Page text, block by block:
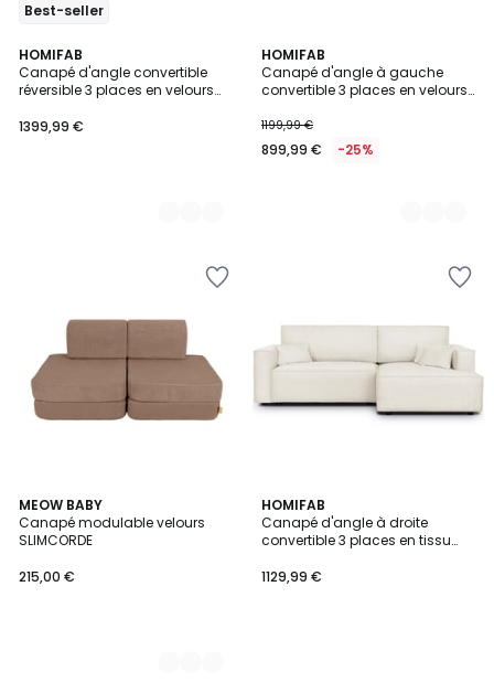
Best-seller
HOMIFAB
Canapé d'angle convertible
réversible 3 places en velours
1399,99 €
2
Couleurs
HOMIFAB
Canapé d'angle à gauche
convertible 3 places en velours
1199,99 €
899,99 € -25%
3
Couleurs
MEOW BABY
Canapé modulable velours
SLIMCORDE
215,00 €
10
Couleurs
HOMIFAB
Canapé d'angle à droite
convertible 3 places en tissu
1129,99 €